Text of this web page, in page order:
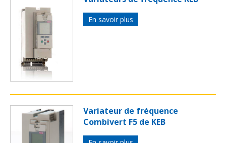
En savoir plus
Variateur de fréquence
Combivert F5 de KEB